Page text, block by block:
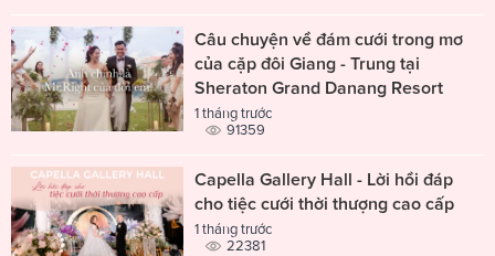
Câu chuyện về đám cưới trong mơ
của cặp đôi Giang - Trung tại
Sheraton Grand Danang Resort
1 tháng trước
91359
Capella Gallery Hall - Lời hồi đáp
cho tiệc cưới thời thượng cao cấp
1 tháng trước
22381